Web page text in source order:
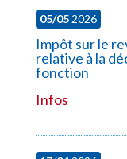
05/052026
Impôt sur le
relative à la
fonction
Infos